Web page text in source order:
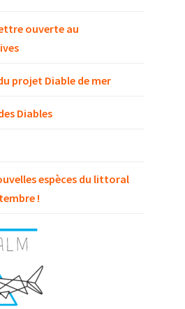
ouverte au
projet Diable de mer
Diables
espèces du littoral
!